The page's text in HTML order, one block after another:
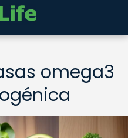
omega3